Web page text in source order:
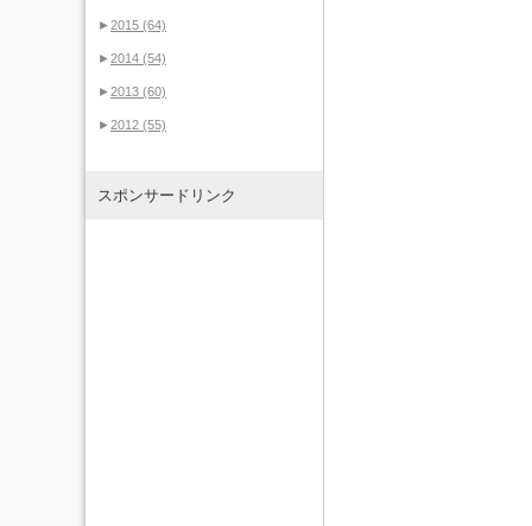
►2015 (64)
►2014 (54)
►2013 (60)
►2012 (55)
スポンサードリンク